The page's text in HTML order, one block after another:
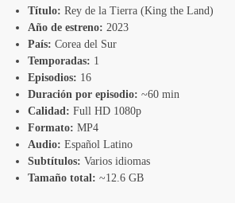
Título: Rey de la Tierra (King the Land)
Año de estreno: 2023
País: Corea del Sur
Temporadas: 1
Episodios: 16
Duración por episodio: ~60 min
Calidad: Full HD 1080p
Formato: MP4
Audio: Español Latino
Subtítulos: Varios idiomas
Tamaño total: ~12.6 GB